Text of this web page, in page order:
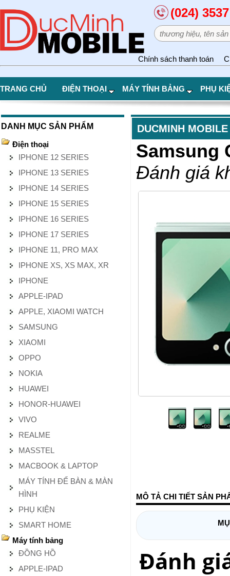
(024)
Chính sách thanh toán
TRANG CHỦ ĐIỆN THOẠI MÁY TÍNH BẢNG PHỤ
DANH MỤC SẢN PHẨM
Điện thoại
IPHONE 12 SERIES
IPHONE 13 SERIES
IPHONE 14 SERIES
IPHONE 15 SERIES
IPHONE 16 SERIES
IPHONE 17 SERIES
IPHONE 11, PRO MAX
IPHONE XS, XS MAX, XR
IPHONE
APPLE-IPAD
APPLE, XIAOMI WATCH
SAMSUNG
XIAOMI
OPPO
NOKIA
HUAWEI
HONOR-HUAWEI
VIVO
REALME
MASSTEL
MACBOOK & LAPTOP
MÁY TÍNH ĐỂ BÀN & MÀN
HÌNH
PHỤ KIỆN
SMART HOME
Máy tính bảng
ĐỒNG HỒ
APPLE-IPAD
DUCMINH MOBILE
Samsung
Đánh giá
MÔ TẢ CHI TIẾT SẢN
Đánh